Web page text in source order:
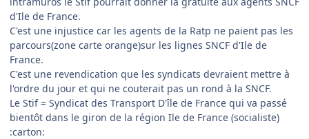
d'Ile de France.
C'est une injustice car les agents de la Ratp ne paient pas les
parcours(zone carte orange)sur les lignes SNCF d'Ile de
France.
C'est une revendication que les syndicats devraient mettre à
l'ordre du jour et qui ne couterait pas un rond à la SNCF.
Le Stif = Syndicat des Transport D'île de France qui va passé
bientôt dans le giron de la région Ile de France (socialiste)
:carton: